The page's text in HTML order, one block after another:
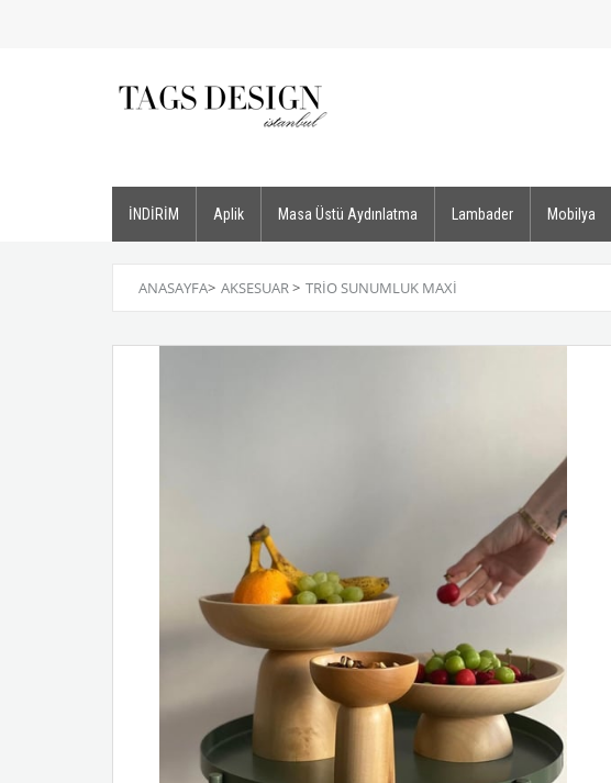
İNDİRİM Aplik Masa Üstü Aydınlatma Lambader Mobilya
ANASAYFA> AKSESUAR> TRIO SUNUMLUK MAXI